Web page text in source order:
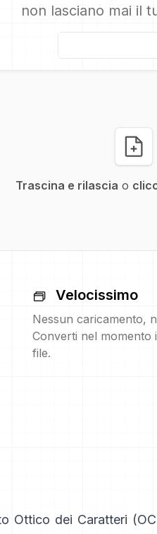
non lasciano mai il
Trascina e rilascia o
Velocissimo
Nessun caricamento,
Converti nel momento
file.
Ottico dei Caratteri (